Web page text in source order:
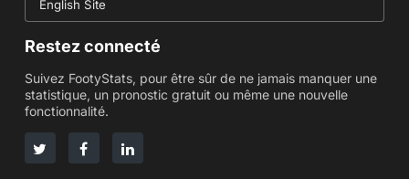
English Site
Restez connecté
Suivez FootyStats, pour être sûr de ne jamais manquer une
statistique, un pronostic gratuit ou même une nouvelle
fonctionnalité.